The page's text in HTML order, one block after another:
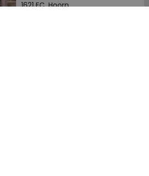
1621 EC, Hoorn